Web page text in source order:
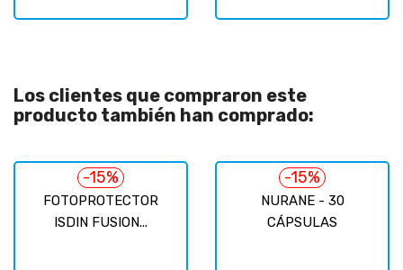
Los clientes que compraron este
producto también han comprado:
FOTOPROTECTOR
ISDIN FUSION...
-15%
NURANE - 30
CÁPSULAS
-15%